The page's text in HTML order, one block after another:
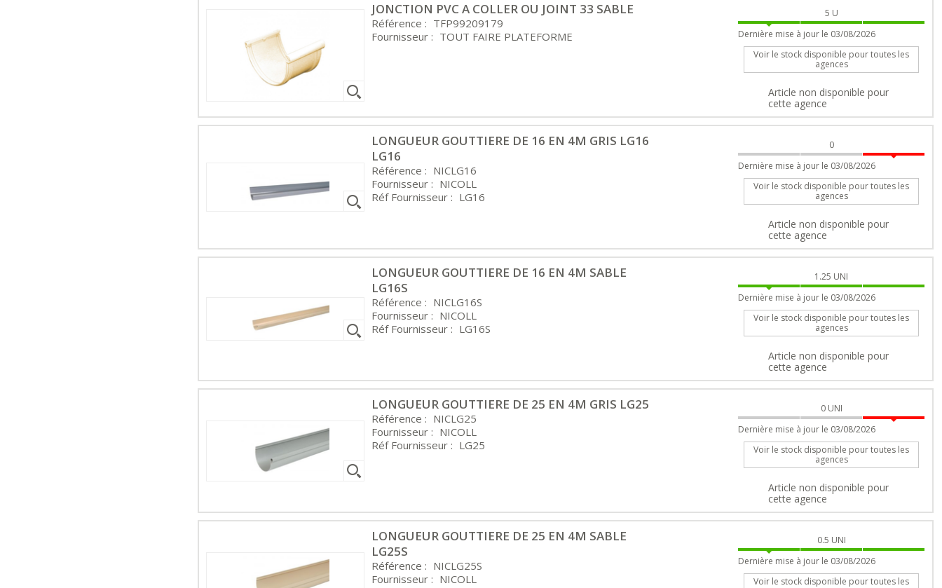
JONCTION PVC A COLLER OU JOINT 33 SABLE
Référence : TFP99209179
Fournisseur : TOUT FAIRE PLATEFORME
5 U
Dernière mise à jour le 03/08/2026
Voir le stock disponible pour toutes les
agences
Article non disponible pour
cette agence
LONGUEUR GOUTTIERE DE 16 EN 4M GRIS LG16
LG16
Référence : NICLG16
Fournisseur : NICOLL
Réf Fournisseur : LG16
0
Dernière mise à jour le 03/08/2026
Voir le stock disponible pour toutes les
agences
Article non disponible pour
cette agence
LONGUEUR GOUTTIERE DE 16 EN 4M SABLE
LG16S
Référence : NICLG16S
Fournisseur : NICOLL
Réf Fournisseur : LG16S
1.25 UNI
Dernière mise à jour le 03/08/2026
Voir le stock disponible pour toutes les
agences
Article non disponible pour
cette agence
LONGUEUR GOUTTIERE DE 25 EN 4M GRIS LG25
Référence : NICLG25
Fournisseur : NICOLL
Réf Fournisseur : LG25
0 UNI
Dernière mise à jour le 03/08/2026
Voir le stock disponible pour toutes les
agences
Article non disponible pour
cette agence
LONGUEUR GOUTTIERE DE 25 EN 4M SABLE
LG25S
Référence : NICLG25S
Fournisseur : NICOLL
0.5 UNI
Dernière mise à jour le 03/08/2026
Voir le stock disponible pour toutes les